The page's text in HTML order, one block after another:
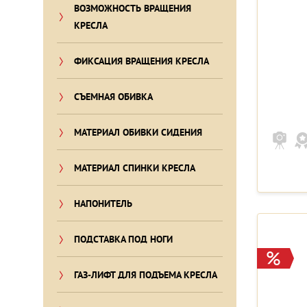
ВОЗМОЖНОСТЬ ВРАЩЕНИЯ
КРЕСЛА
ФИКСАЦИЯ ВРАЩЕНИЯ КРЕСЛА
СЪЕМНАЯ ОБИВКА
МАТЕРИАЛ ОБИВКИ СИДЕНИЯ
МАТЕРИАЛ СПИНКИ КРЕСЛА
НАПОНИТЕЛЬ
ПОДСТАВКА ПОД НОГИ
ГАЗ-ЛИФТ ДЛЯ ПОДЪЕМА КРЕСЛА